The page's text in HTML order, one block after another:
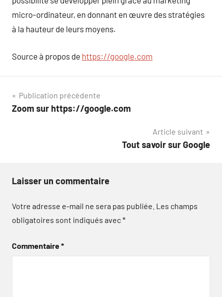
micro-ordinateur, en donnant en œuvre des stratégies
à la hauteur de leurs moyens.
Source à propos de https://google.com
Navigation
de
Publication précédente
Zoom sur https://google.com
Article suivant
Tout savoir sur Google
Laisser un commentaire
Votre adresse e-mail ne sera pas publiée. Les champs
obligatoires sont indiqués avec*
Commentaire*